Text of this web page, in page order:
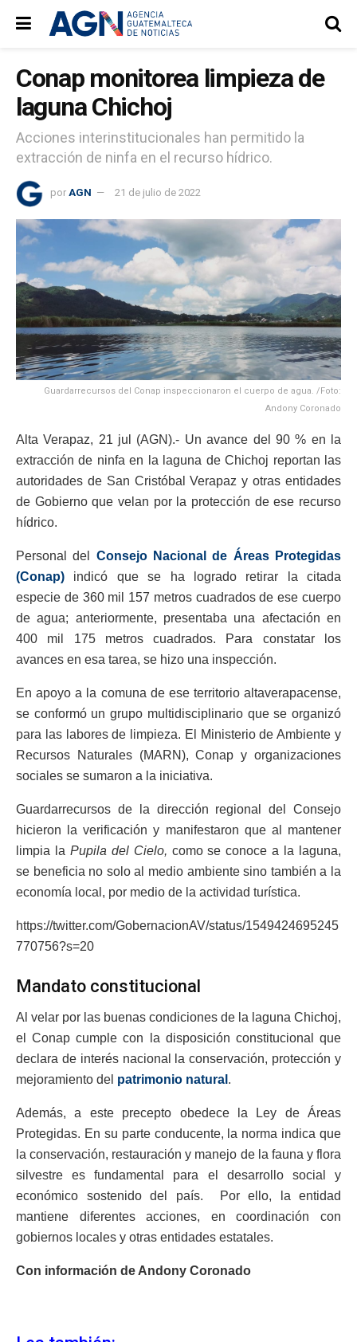
Conap monitorea limpieza de
laguna Chichoj
Acciones interinstitucionales han permitido la
extracción de ninfa en el recurso hídrico.
por AGN 21 de julio de 2022
Guardarrecursos del Conap inspeccionaron el cuerpo de agua. /Foto:
Andony Coronado
Alta Verapaz, 21 jul (AGN).- Un avance del 90 % en la
extracción de ninfa en la laguna de Chichoj reportan las
autoridades de San Cristóbal Verapaz y otras entidades
de Gobierno que velan por la protección de ese recurso
hídrico.
Personal del
Consejo Nacional de Áreas Protegidas
(Conap)
indicó que se ha logrado retirar la citada
especie de 360 mil 157 metros cuadrados de ese cuerpo
de agua; anteriormente, presentaba una afectación en
400 mil 175 metros cuadrados. Para constatar los
avances en esa tarea, se hizo una inspección.
En apoyo a la comuna de ese territorio altaverapacense,
se conformó un grupo multidisciplinario que se organizó
para las labores de limpieza. El Ministerio de Ambiente y
Recursos Naturales (MARN), Conap y organizaciones
sociales se sumaron a la iniciativa.
Guardarrecursos de la dirección regional del Consejo
hicieron la verificación y manifestaron que al mantener
limpia la Pupila del Cielo, como se conoce a la laguna,
se beneficia no solo al medio ambiente sino también a la
economía local, por medio de la actividad turística.
https://twitter.com/GobernacionAV/status/1549424695245
770756?s=20
Mandato constitucional
Al velar por las buenas condiciones de la laguna Chichoj,
el Conap cumple con la disposición constitucional que
declara de interés nacional la conservación, protección y
mejoramiento del patrimonio natural .
Además, a este precepto obedece la Ley de Áreas
Protegidas. En su parte conducente, la norma indica que
la conservación, restauración y manejo de la fauna y flora
silvestre es fundamental para el desarrollo social y
económico sostenido del país. Por ello, la entidad
mantiene diferentes acciones, en coordinación con
gobiernos locales y otras entidades estatales.
Con información de Andony Coronado